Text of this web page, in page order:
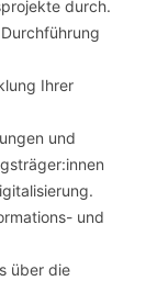
durch.
Ihrer
und
und
über die